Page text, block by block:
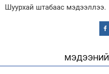
Шуурхай штабаас мэдээллээ.
МЭДЭЭНИЙ